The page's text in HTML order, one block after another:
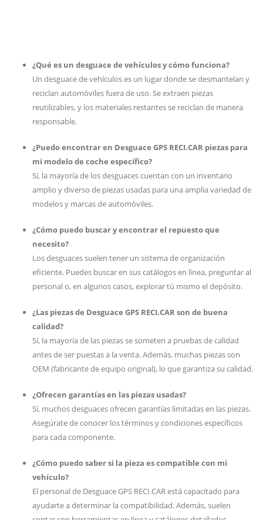
¿Qué es un desguace de vehículos y cómo funciona?
Un desguace de vehículos es un lugar donde se desmantelan y
reciclan automóviles fuera de uso. Se extraen piezas
reutilizables, y los materiales restantes se reciclan de manera
responsable.
¿Puedo encontrar en Desguace GPS RECI.CAR piezas para
mi modelo de coche específico?
Sí, la mayoría de los desguaces cuentan con un inventario
amplio y diverso de piezas usadas para una amplia variedad de
modelos y marcas de automóviles.
¿Cómo puedo buscar y encontrar el repuesto que
necesito?
Los desguaces suelen tener un sistema de organización
eficiente. Puedes buscar en sus catálogos en línea, preguntar al
personal o, en algunos casos, explorar tú mismo el depósito.
¿Las piezas de Desguace GPS RECI.CAR son de buena
calidad?
Sí, la mayoría de las piezas se someten a pruebas de calidad
antes de ser puestas a la venta. Además, muchas piezas son
OEM (fabricante de equipo original), lo que garantiza su calidad.
¿Ofrecen garantías en las piezas usadas?
Sí, muchos desguaces ofrecen garantías limitadas en las piezas.
Asegúrate de conocer los términos y condiciones específicos
para cada componente.
¿Cómo puedo saber si la pieza es compatible con mi
vehículo?
El personal de Desguace GPS RECI.CAR está capacitado para
ayudarte a determinar la compatibilidad. Además, suelen